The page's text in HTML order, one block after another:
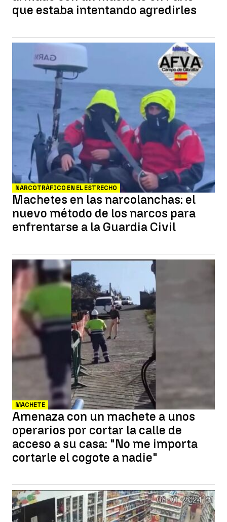
que estaba intentando agredirles
NARCOTRÁFICO EN EL ESTRECHO
Machetes en las narcolanchas: el
nuevo método de los narcos para
enfrentarse a la Guardia Civil
MACHETE
Amenaza con un machete a unos
operarios por cortar la calle de
acceso a su casa: "No me importa
cortarle el cogote a nadie"